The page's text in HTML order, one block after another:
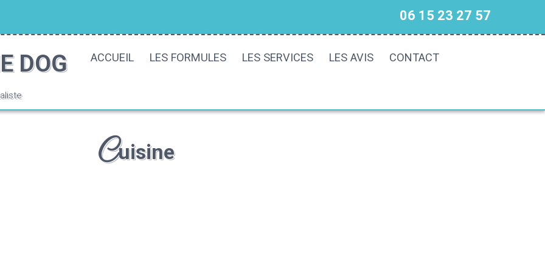
06 15 23 27 57
DOG ACCUEIL LES FORMULES LES SERVICES LES AVIS CONTACT
cuisine